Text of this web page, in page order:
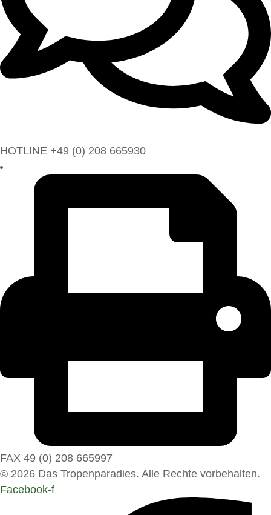
HOTLINE +49 (0) 208 665930
FAX 49 (0) 208 665997
© 2026 Das Tropenparadies. Alle Rechte vorbehalten.
Facebook-f